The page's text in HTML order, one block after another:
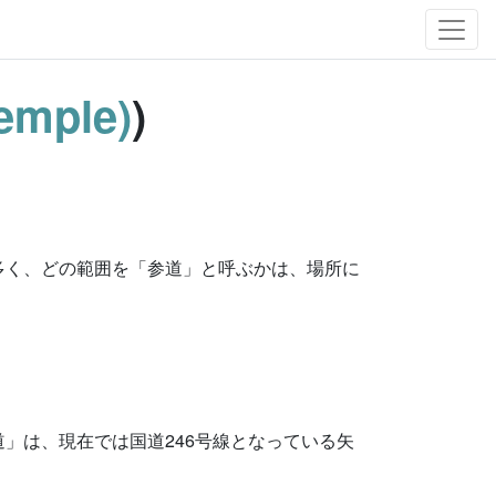
)
、どの範囲を「参道」と呼ぶかは、場所に
は、現在では国道246号線となっている矢